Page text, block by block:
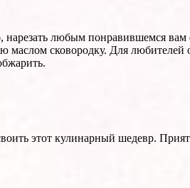
нарезать любым понравившемся вам
маслом сковородку. Для
этот кулинарный шедевр.